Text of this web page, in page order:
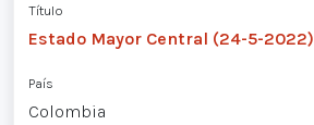
Título
Estado Mayor Central (24-5-2022)
País
Colombia